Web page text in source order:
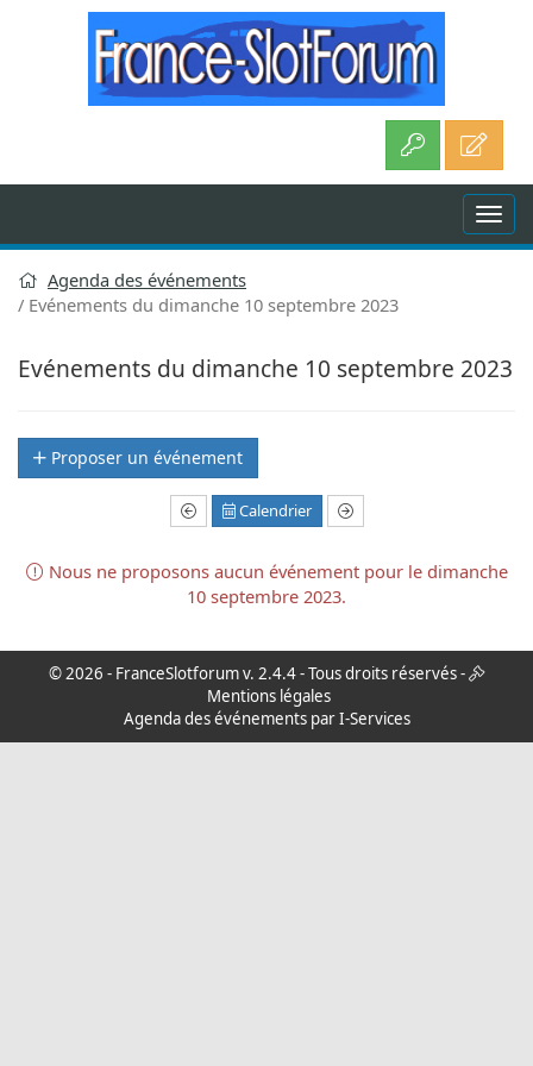
Agenda des événements
Evénements du dimanche 10 septembre 2023
Evénements du dimanche 10 septembre 2023
Proposer un événement
Calendrier
Nous ne proposons aucun événement pour le dimanche
10 septembre 2023.
© 2026 - FranceSlotforumv. 2.4.4 - Tous droits réservés -
Mentions légales
Agenda des événements par I-Services